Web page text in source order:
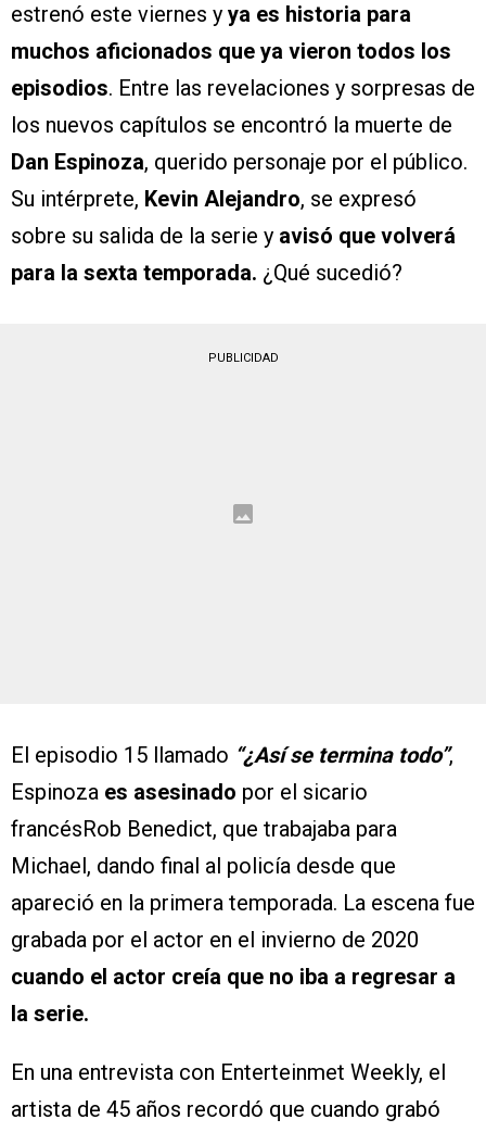
estrenó este viernes y ya es historia para
muchos aficionados que ya vieron todos los
episodios. Entre las revelaciones y sorpresas de
los nuevos capítulos se encontró la muerte de
Dan Espinoza, querido personaje por el público.
Su intérprete, Kevin Alejandro, se expresó
sobre su salida de la serie y avisó que volverá
para la sexta temporada. ¿Qué sucedió?
PUBLICIDAD
El episodio 15 llamado “¿Así se termina todo”,
Espinoza es asesinado por el sicario
francésRob Benedict, que trabajaba para
Michael, dando final al policía desde que
apareció en la primera temporada. La escena fue
grabada por el actor en el invierno de 2020
cuando el actor creía que no iba a regresar a
la serie.
En una entrevista con Enterteinmet Weekly, el
artista de 45 años recordó que cuando grabó